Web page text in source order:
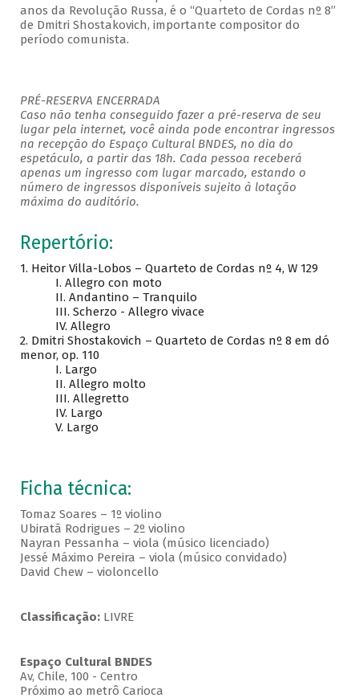
anos da Revolução Russa, é o “Quarteto de Cordas nº 8”
de Dmitri Shostakovich, importante compositor do
período comunista.
PRÉ-RESERVA ENCERRADA
Caso não tenha conseguido fazer a pré-reserva de seu
lugar pela internet, você ainda pode encontrar ingressos
na recepção do Espaço Cultural BNDES, no dia do
espetáculo, a partir das 18h. Cada pessoa receberá
apenas um ingresso com lugar marcado, estando o
número de ingressos disponíveis sujeito à lotação
máxima do auditório.
Repertório:
1. Heitor Villa-Lobos – Quarteto de Cordas nº 4, W 129
I. Allegro con moto
II. Andantino – Tranquilo
III. Scherzo - Allegro vivace
IV. Allegro
2. Dmitri Shostakovich – Quarteto de Cordas nº 8 em dó
menor, op. 110
I. Largo
II. Allegro molto
III. Allegretto
IV. Largo
V. Largo
Ficha técnica:
Tomaz Soares – 1º violino
Ubiratã Rodrigues – 2º violino
Nayran Pessanha – viola (músico licenciado)
Jessé Máximo Pereira – viola (músico convidado)
David Chew – violoncello
Classificação:LIVRE
Espaço Cultural BNDES
Av, Chile, 100 - Centro
Próximo ao metrô Carioca